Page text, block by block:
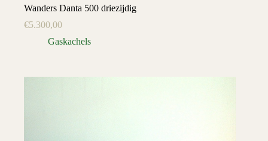
Wanders Danta 500 driezijdig
€5.300,00
Gaskachels